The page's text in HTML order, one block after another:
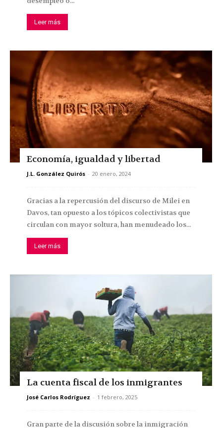
Leer más
Economía, igualdad y libertad
J.L. González Quirós - 20 enero, 2024
Gracias a la repercusión del discurso de Milei en
Davos, tan opuesto a los tópicos colectivistas que
circulan con mayor soltura, han menudeado los...
Leer más
La cuenta fiscal de los inmigrantes
José Carlos Rodríguez - 1 febrero, 2025
Gran parte de la discusión sobre la inmigración